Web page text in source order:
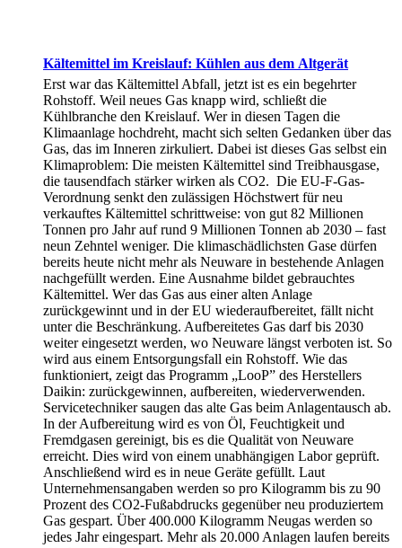
Kältemittel im Kreislauf: Kühlen aus dem Altgerät
Erst war das Kältemittel Abfall, jetzt ist es ein begehrter
Rohstoff. Weil neues Gas knapp wird, schließt die
Kühlbranche den Kreislauf. Wer in diesen Tagen die
Klimaanlage hochdreht, macht sich selten Gedanken über das
Gas, das im Inneren zirkuliert. Dabei ist dieses Gas selbst ein
Klimaproblem: Die meisten Kältemittel sind Treibhausgase,
die tausendfach stärker wirken als CO2. Die EU-F-Gas-
Verordnung senkt den zulässigen Höchstwert für neu
verkauftes Kältemittel schrittweise: von gut 82 Millionen
Tonnen pro Jahr auf rund 9 Millionen Tonnen ab 2030 – fast
neun Zehntel weniger. Die klimaschädlichsten Gase dürfen
bereits heute nicht mehr als Neuware in bestehende Anlagen
nachgefüllt werden. Eine Ausnahme bildet gebrauchtes
Kältemittel. Wer das Gas aus einer alten Anlage
zurückgewinnt und in der EU wiederaufbereitet, fällt nicht
unter die Beschränkung. Aufbereitetes Gas darf bis 2030
weiter eingesetzt werden, wo Neuware längst verboten ist. So
wird aus einem Entsorgungsfall ein Rohstoff. Wie das
funktioniert, zeigt das Programm „LooP” des Herstellers
Daikin: zurückgewinnen, aufbereiten, wiederverwenden.
Servicetechniker saugen das alte Gas beim Anlagentausch ab.
In der Aufbereitung wird es von Öl, Feuchtigkeit und
Fremdgasen gereinigt, bis es die Qualität von Neuware
erreicht. Dies wird von einem unabhängigen Labor geprüft.
Anschließend wird es in neue Geräte gefüllt. Laut
Unternehmensangaben werden so pro Kilogramm bis zu 90
Prozent des CO2-Fußabdrucks gegenüber neu produziertem
Gas gespart. Über 400.000 Kilogramm Neugas werden so
jedes Jahr eingespart. Mehr als 20.000 Anlagen laufen bereits